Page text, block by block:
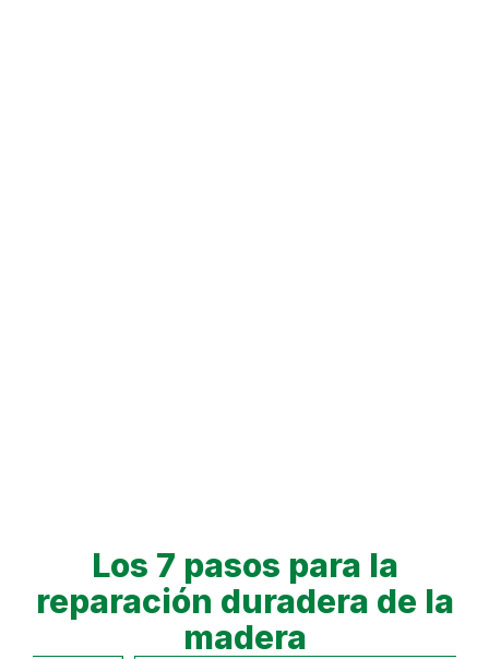
Los 7 pasos para la
reparación duradera de la
madera